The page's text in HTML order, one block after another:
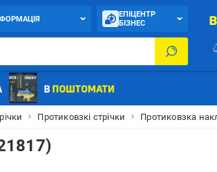
ЕПІЦЕНТР
БІЗНЕС
Протиковзкі стрічки Протиковзка